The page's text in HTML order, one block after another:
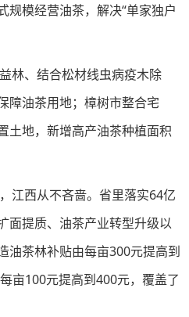
规模经营油茶，解决“单家独户
林、结合松材线虫病疫木除
障油茶用地；樟树市整合宅
土地，新增高产油茶种植面积
江西从不吝啬。省里落实64亿
面提质、油茶产业转型升级以
油茶林补贴由每亩300元提高到
亩100元提高到400元，覆盖了